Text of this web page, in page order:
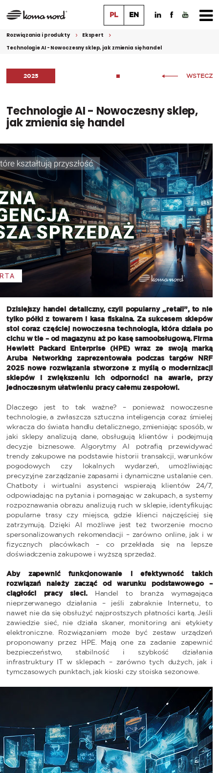
PL EN
Rozwiązania i produkty
Ekspert
Technologie AI - Nowoczesny sklep, jak zmienia się handel
2025 WSTECZ
Technologie AI - Nowoczesny sklep,
jak zmienia się handel
Dzisiejszy handel detaliczny, czyli popularny „retail”, to nie
tylko półki z towarem i kasa fiskalna. Za sukcesem sklepów
stoi coraz częściej nowoczesna technologia, która działa po
cichu w tle – od magazynu aż po kasę samoobsługową. Firma
Hewlett Packard Enterprise (HPE) wraz ze swoją marką
Aruba Networking zaprezentowała podczas targów NRF
2025 nowe rozwiązania stworzone z myślą o modernizacji
sklepów i zwiększeniu ich odporności na awarie, przy
jednoczesnym ułatwieniu pracy całemu zespołowi.
Dlaczego jest to tak ważne? – ponieważ nowoczesne
technologie, a zwłaszcza sztuczna inteligencja coraz śmielej
wkracza do świata handlu detalicznego, zmieniając sposób, w
jaki sklepy analizują dane, obsługują klientów i podejmują
decyzje biznesowe. Algorytmy AI potrafią przewidywać
trendy zakupowe na podstawie historii transakcji, warunków
pogodowych czy lokalnych wydarzeń, umożliwiając
precyzyjne zarządzanie zapasami i dynamiczne ustalanie cen.
Chatboty i wirtualni asystenci wspierają klientów 24/7,
odpowiadając na pytania i pomagając w zakupach, a systemy
rozpoznawania obrazu analizują ruch w sklepie, identyfikując
popularne trasy czy miejsca, gdzie klienci najczęściej się
zatrzymują. Dzięki AI możliwe jest też tworzenie mocno
spersonalizowanych rekomendacji – zarówno online, jak i w
fizycznych placówkach – co przekłada się na lepsze
doświadczenia zakupowe i wyższą sprzedaż.
Aby zapewnić funkcjonowanie i efektywność takich
rozwiązań należy zacząć od warunku podstawowego –
ciągłości pracy sieci.Handel to branża wymagająca
nieprzerwanego działania – jeśli zabraknie Internetu, to
nawet nie da się obsłużyć najprostszych płatności kartą. Jeśli
zawiedzie sieć, nie działa skaner, monitoring ani etykiety
elektroniczne. Rozwiązaniem może być zestaw urządzeń
proponowany przez HPE. Mają one za zadanie zapewnić
bezpieczeństwo, stabilność i szybkość działania
infrastruktury IT w sklepach – zarówno tych dużych, jak i
tymczasowych punktach, jak kioski czy stoiska sezonowe.